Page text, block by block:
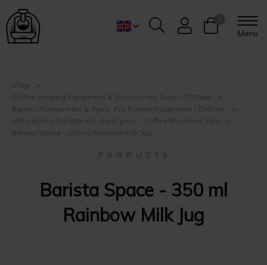
Menu
Shop
Coffee Brewing Equipment & Accessories Gear – CMSale
Barista Accessories & Tools: Pro Barista Equipment - CMSale
Milk pitchers for latte art - best price - Coffee Machines Sale
Barista Space - 350 ml Rainbow Milk Jug
P R O D U C T S
Barista Space - 350 ml
Rainbow Milk Jug